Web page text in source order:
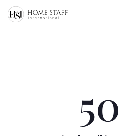
500 page